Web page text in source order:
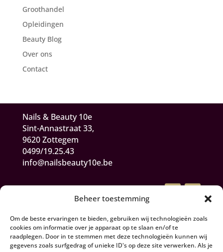
Beheer toestemming
Om de beste ervaringen te bieden, gebruiken wij technologieën zoals
cookies om informatie over je apparaat op te slaan en/of te
raadplegen. Door in te stemmen met deze technologieën kunnen wij
gegevens zoals surfgedrag of unieke ID's op deze site verwerken. Als je
Groothandel
Opleidingen
Beauty Blog
Over ons
Contact
Nails & Beauty 10e
Sint-Annastraat 33,
9620 Zottegem
0499/19.25.43
info@nailsbeauty10e.be
Algemene Voorwaarden